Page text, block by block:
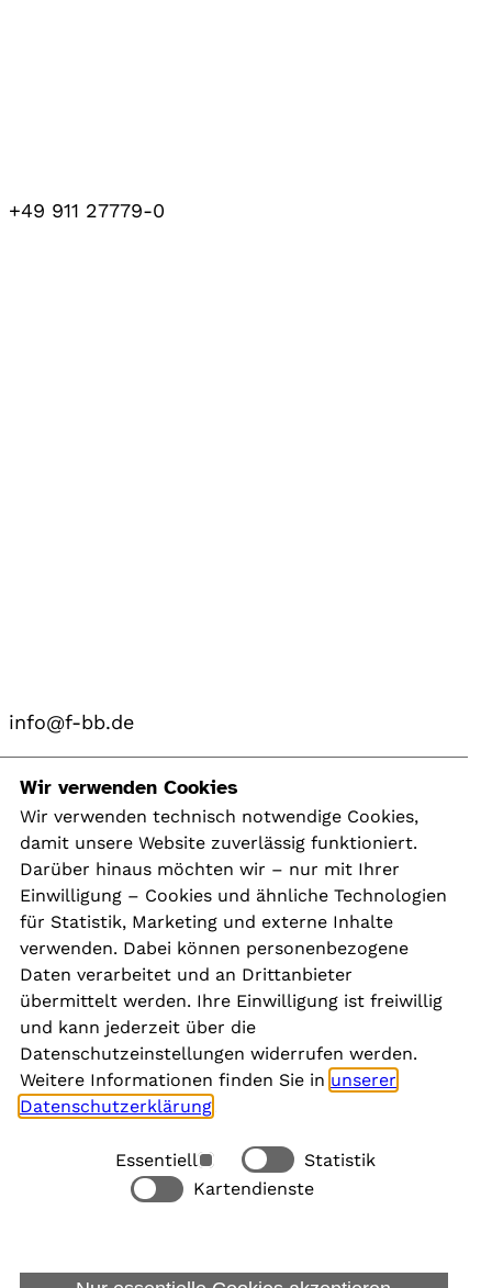
+49 911 27779-0
info@f-bb.de
Navigation
Kontakt
Presse
Aktuelles
Karriere
Newsletter
Social Media
Rechtliches
Allgemeine Datenschutzinformation
Wir verwenden Cookies
Wir verwenden technisch notwendige Cookies,
damit unsere Website zuverlässig funktioniert.
Darüber hinaus möchten wir – nur mit Ihrer
Einwilligung – Cookies und ähnliche Technologien
für Statistik, Marketing und externe Inhalte
verwenden. Dabei können personenbezogene
Daten verarbeitet und an Drittanbieter
übermittelt werden. Ihre Einwilligung ist freiwillig
und kann jederzeit über die
Datenschutzeinstellungen widerrufen werden.
Weitere Informationen finden Sie in unserer
Datenschutzerklärung
Essentiell
Statistik
Kartendienste